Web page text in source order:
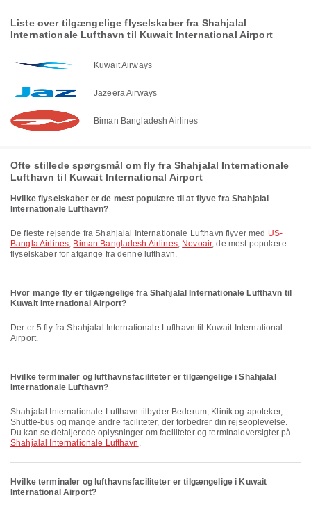
Liste over tilgængelige flyselskaber fra Shahjalal
Internationale Lufthavn til Kuwait International Airport
Kuwait Airways
Jazeera Airways
Biman Bangladesh Airlines
Ofte stillede spørgsmål om fly fra Shahjalal Internationale
Lufthavn til Kuwait International Airport
Hvilke flyselskaber er de mest populære til at flyve fra Shahjalal
Internationale Lufthavn?
De fleste rejsende fra Shahjalal Internationale Lufthavn flyver med US-
Bangla Airlines, Biman Bangladesh Airlines, Novoair, de mest populære
flyselskaber for afgange fra denne lufthavn.
Hvor mange fly er tilgængelige fra Shahjalal Internationale Lufthavn til
Kuwait International Airport?
Der er 5 fly fra Shahjalal Internationale Lufthavn til Kuwait International
Airport.
Hvilke terminaler og lufthavnsfaciliteter er tilgængelige i Shahjalal
Internationale Lufthavn?
Shahjalal Internationale Lufthavn tilbyder Bederum, Klinik og apoteker,
Shuttle-bus og mange andre faciliteter, der forbedrer din rejseoplevelse.
Du kan se detaljerede oplysninger om faciliteter og terminaloversigter på
Shahjalal Internationale Lufthavn .
Hvilke terminaler og lufthavnsfaciliteter er tilgængelige i Kuwait
International Airport?